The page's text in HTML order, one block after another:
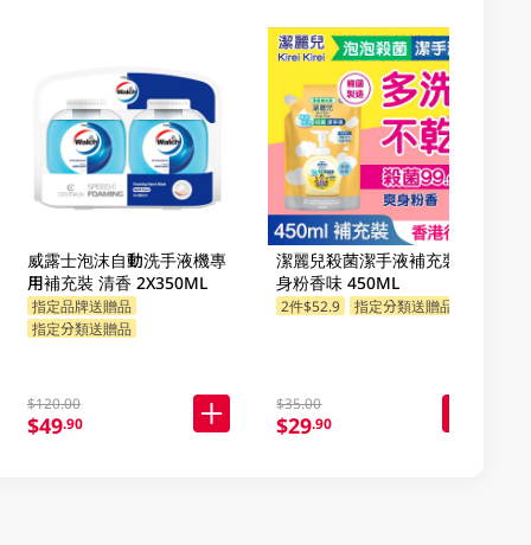
威露士泡沫自動洗手液機專
用補充裝 清香 2X350ML
指定品牌送贈品
指定分類送贈品
$120.00
$49.90
潔麗兒殺菌潔手液補充裝爽
身粉香味 450ML
2件$52.9 指定分類送贈品
$35.00
$29.90